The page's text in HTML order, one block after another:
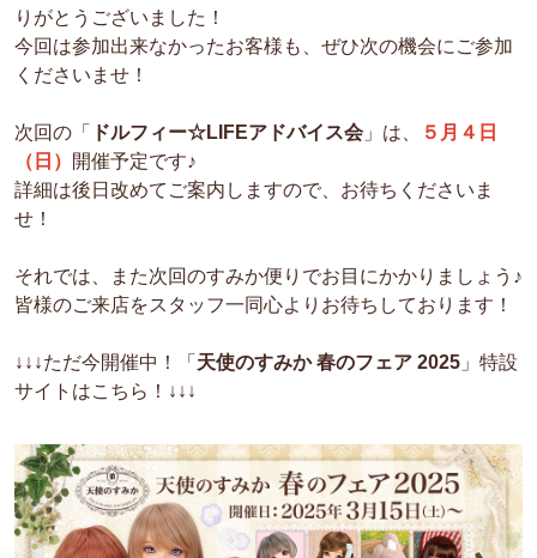
りがとうございました！
今回は参加出来なかったお客様も、ぜひ次の機会にご参加
くださいませ！
次回の「 ドルフィー☆LIFEアドバイス会 」は、
５月４日
（日）
開催予定です♪
詳細は後日改めてご案内しますので、お待ちくださいま
せ！
それでは、また次回のすみか便りでお目にかかりましょう♪
皆様のご来店をスタッフ一同心よりお待ちしております！
↓↓↓ただ今開催中！「 天使のすみか 春のフェア 2025 」特設
サイトはこちら！↓↓↓